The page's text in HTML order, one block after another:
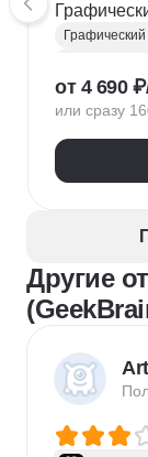
Adobe
Дизайн
Разработка
Создание
Microsoft
Дизайн
Колористика
от 4 690
или сразу
Другие